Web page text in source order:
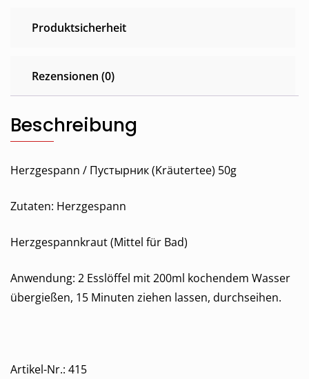
Produktsicherheit
Rezensionen (0)
Beschreibung
Herzgespann / Пустырник (Kräutertee) 50g
Zutaten: Herzgespann
Herzgespannkraut (Mittel für Bad)
Anwendung: 2 Esslöffel mit 200ml kochendem Wasser
übergießen, 15 Minuten ziehen lassen, durchseihen.
Artikel-Nr.: 415